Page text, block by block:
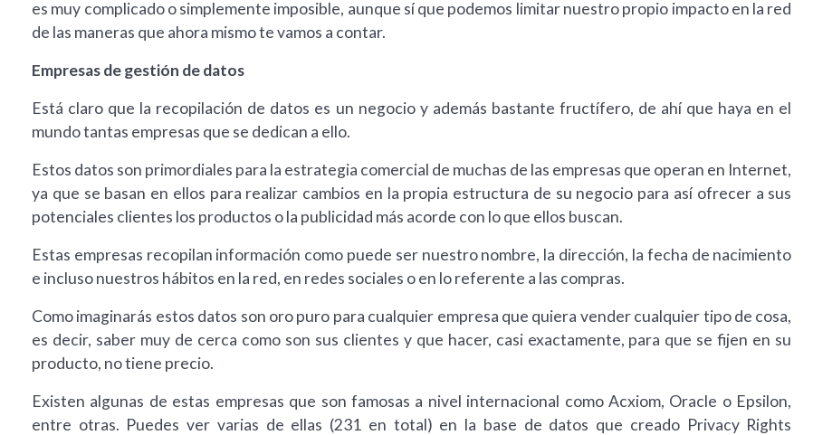
es muy complicado o simplemente imposible, aunque sí que podemos limitar nuestro propio impacto en la red
de las maneras que ahora mismo te vamos a contar.
Empresas de gestión de datos
Está claro que la recopilación de datos es un negocio y además bastante fructífero, de ahí que haya en el
mundo tantas empresas que se dedican a ello.
Estos datos son primordiales para la estrategia comercial de muchas de las empresas que operan en Internet,
ya que se basan en ellos para realizar cambios en la propia estructura de su negocio para así ofrecer a sus
potenciales clientes los productos o la publicidad más acorde con lo que ellos buscan.
Estas empresas recopilan información como puede ser nuestro nombre, la dirección, la fecha de nacimiento
e incluso nuestros hábitos en la red, en redes sociales o en lo referente a las compras.
Como imaginarás estos datos son oro puro para cualquier empresa que quiera vender cualquier tipo de cosa,
es decir, saber muy de cerca como son sus clientes y que hacer, casi exactamente, para que se fijen en su
producto, no tiene precio.
Existen algunas de estas empresas que son famosas a nivel internacional como Acxiom, Oracle o Epsilon,
entre otras. Puedes ver varias de ellas (231 en total) en la base de datos que creado Privacy Rights